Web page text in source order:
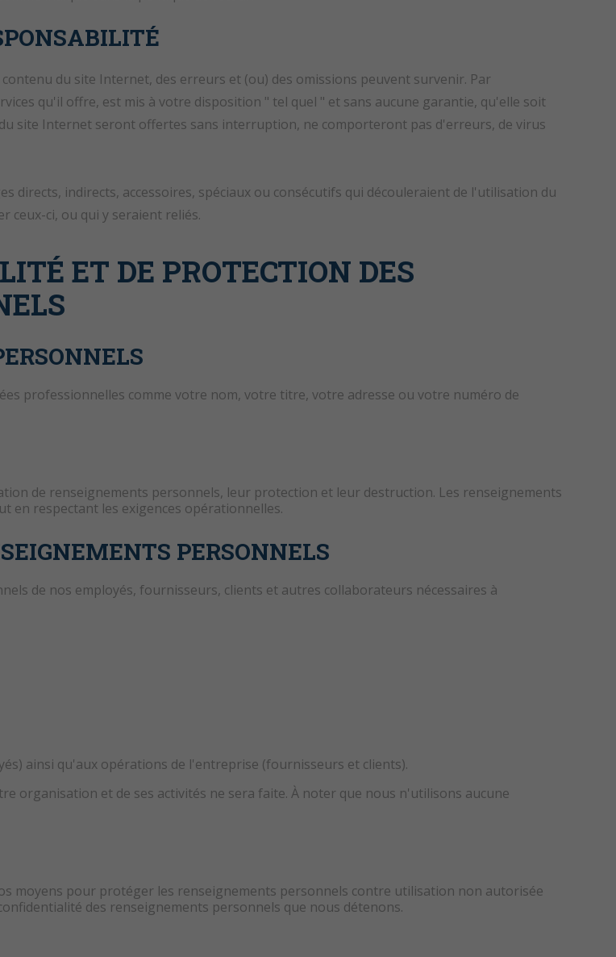
du site Internet, des erreurs et (ou) des omissions peuvent survenir. Par
qu'il offre, est mis à votre disposition " tel quel " et sans aucune garantie, qu'elle soit
site Internet seront offertes sans interruption, ne comporteront pas d'erreurs, de virus
directs, indirects, accessoires, spéciaux ou consécutifs qui découleraient de l'utilisation du
ceux-ci, ou qui y seraient reliés.
ET DE PROTECTION DES
professionnelles comme votre nom, votre titre, votre adresse ou votre numéro de
de renseignements personnels, leur protection et leur destruction. Les renseignements
en respectant les exigences opérationnelles.
PERSONNELS
de nos employés, fournisseurs, clients et autres collaborateurs nécessaires à
ainsi qu'aux opérations de l'entreprise (fournisseurs et clients).
organisation et de ses activités ne sera faite. À noter que nous n'utilisons aucune
moyens pour protéger les renseignements personnels contre utilisation non autorisée
des renseignements personnels que nous détenons.